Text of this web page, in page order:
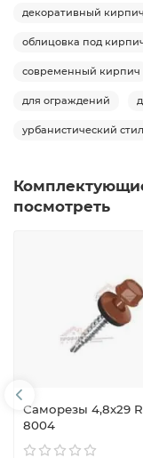
декоративный кирпич
облицовка под
современный кирпич
для ограждений
урбанистический
посмотреть
Саморезы 4,8х29
8004